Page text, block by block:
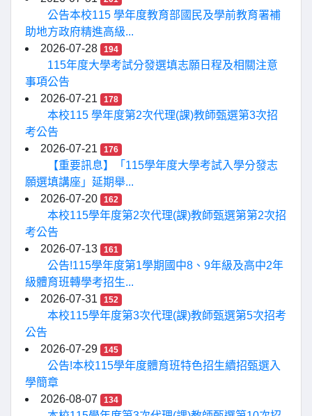
公告本校115 學年度教育部國民及學前教育署補
助地方政府精進高級...
2026-07-28
194
115年度大學考試分發選填志願日程及相關注意
事項公告
2026-07-21
178
本校115 學年度第2次代理(課)教師甄選第3次招
考公告
2026-07-21
176
【重要訊息】「115學年度大學考試入學分發志
願選填講座」延期舉...
2026-07-20
162
本校115學年度第2次代理(課)教師甄選第第2次招
考公告
2026-07-13
161
公告!115學年度第1學期國中8、9年級及高中2年
級體育班轉學考招生...
2026-07-31
152
本校115學年度第3次代理(課)教師甄選第5次招考
公告
2026-07-29
145
公告!本校115學年度體育班特色招生續招甄選入
學簡章
2026-08-07
134